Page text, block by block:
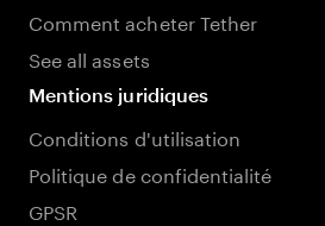
Comment acheter Tether
See all assets
Mentions juridiques
Conditions d'utilisation
Politique de confidentialité
GPSR